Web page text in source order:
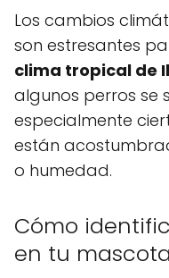
Los cambios
son estresantes
clima tropical de
algunos perros se
especialmente
están
o humedad.
Cómo
en tu mascota